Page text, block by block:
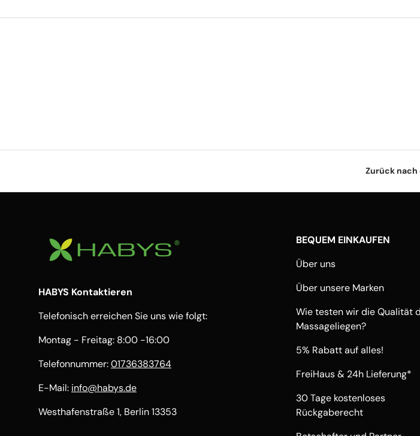
Zurück nach
HABYS Kontaktieren
Telefonisch erreichen Sie uns wie folgt:
Montag - Freitag: 8:00 -16:00
Telefonnummer:01736383764
E-Mail: info@habys.de
Westhafenstraße 1, Berlin 13353
BEQUEM EINKAUFEN
Über uns
Über unsere Marken
Wie testen wir die Qualität
Massageliegen?
5% Rabatt auf alles!
FreiHaus & 24h Lieferung*
30 Tage kostenloses
Rückgaberecht